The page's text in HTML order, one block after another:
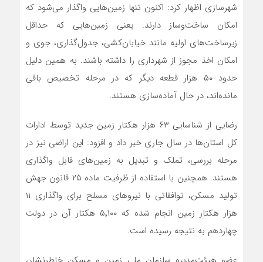
شهرسازی اظهار کرد: اکنون تنها زمین‌هایی واگذار می‌شود که
امکان ساخت‌وساز دارند. یعنی زمین‌هایی که حداقل
زیرساخت‌های اولیه مانند خیابان‌کشی، جدول‌گذاری، جوی و
امکان اخذ مجوز از شهرداری را داشته باشند. به همین دلیل
حدود ۵۰ هزار قطعه دیگر که در مرحله تخصیص باقی
مانده‌اند، در حال آماده‌سازی هستند.
رضایی از شناسایی ۶۳ هزار هکتار زمین جدید توسط ادارات
کل استان‌ها در سال جاری خبر داد و افزود: این اراضی نیز در
مرحله بررسی، تملک و تبدیل به زمین‌های قابل واگذاری
هستند. همچنین با استفاده از ظرفیت ماده ۲۵ قانون جهش
تولید مسکن، توافقاتی با نیروهای مسلح برای واگذاری ۱۱
هزار هکتار زمین انجام شده که ۵٬۱۰۰ هکتار آن در دولت
چهاردهم به نتیجه رسیده است.